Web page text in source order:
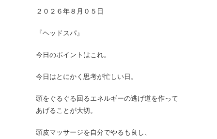
２０２６年８月０５日
『ヘッドスパ』
今日のポイントはこれ。
今日はとにかく思考が忙しい日。
頭をぐるぐる回るエネルギーの逃げ道を作って
あげることが大切。
頭皮マッサージを自分でやるも良し、